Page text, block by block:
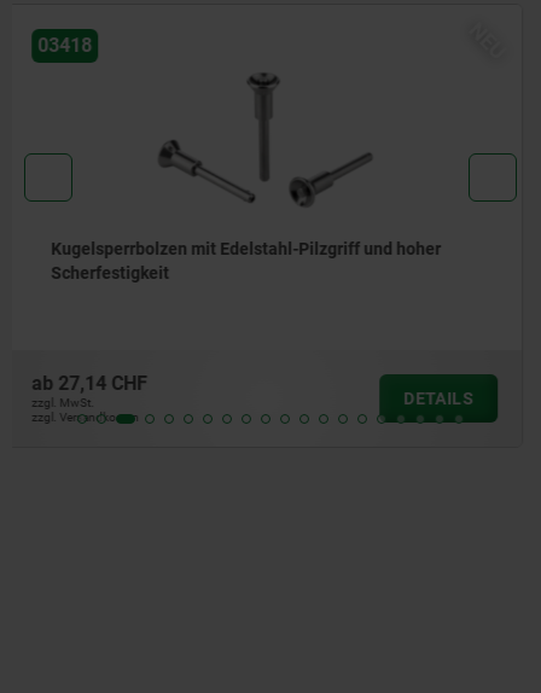
03415
Kugelsperrbolzen mit hoher Scherfestigkeit
ab18,25 CHF
zzgl. MwSt.
zzgl. Versandkosten
DETAILS